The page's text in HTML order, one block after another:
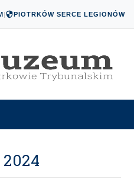
| PIOTRKÓW SERCE LEGIONÓW